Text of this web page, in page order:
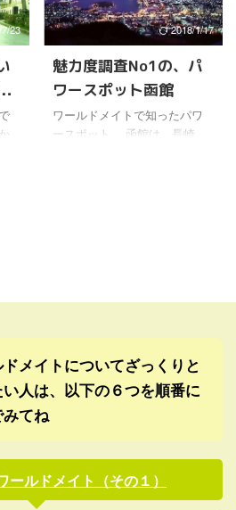
23
ワ
と
2018/1/17
魅力度調査No1の、パ
ワースポット函館
ワールドメイトで知ったパワ
ースポット。 函館は、長崎、
けて地続きとなり、左右に海
ロケーションになったそう
だ。 夜景はもちろんだけ
ど、CMで有名な八幡坂の昼間
の景色もとても綺麗。 ...
ドメイトについてざっくりと
人は、以下の６つを順番に
てね
ールドメイト（その１）